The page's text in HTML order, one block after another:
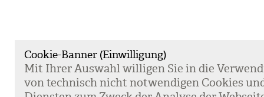
Cookie-Banner (Einwilligung)
Mit Ihrer Aus­wahl wil­li­gen Sie in die
von tech­nisch nicht not­wen­di­gen Coo­kies